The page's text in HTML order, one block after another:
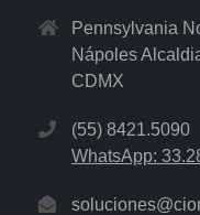
Pennsylvania
Nápoles
CDMX
(55) 8421.5090
WhatsApp: